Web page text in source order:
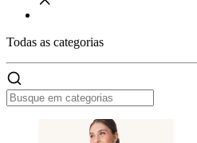
Todas as categorias